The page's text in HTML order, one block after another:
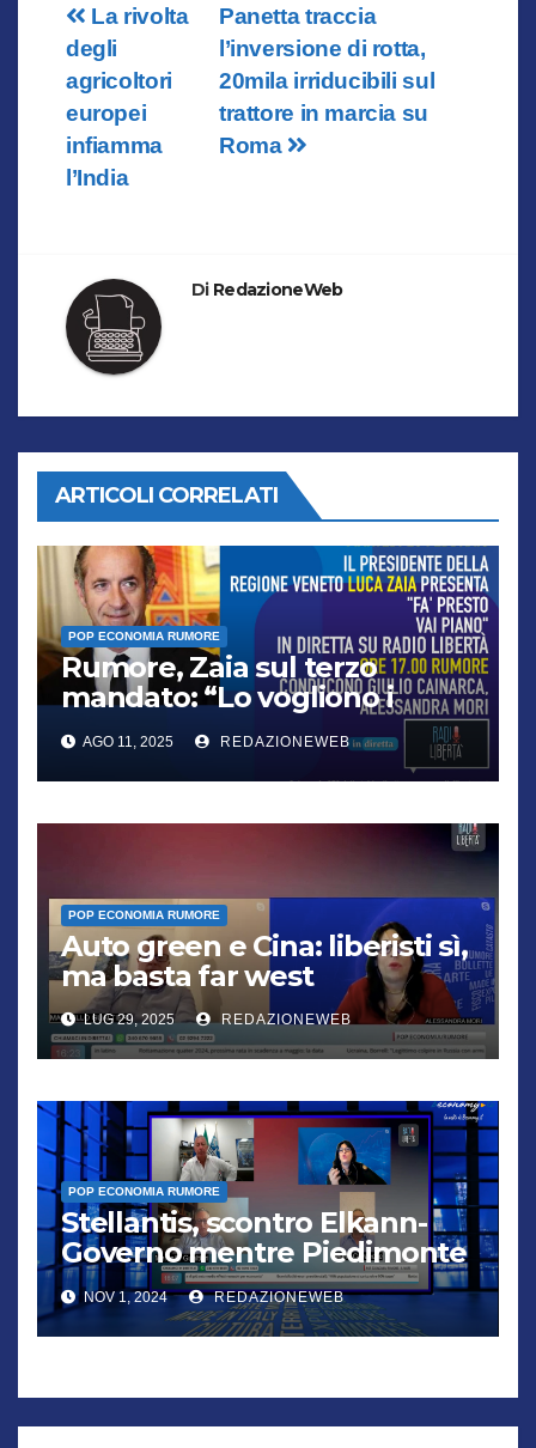
Navigazione
articoli
Panetta traccia
l’inversione di rotta,
20mila irriducibili sul
trattore in marcia su
Roma
La rivolta
degli
agricoltori
europei
infiamma
l’India
Di RedazioneWeb
ARTICOLI CORRELATI
POP ECONOMIA RUMORE
Rumore, Zaia sul terzo
mandato: “Lo vogliono i
cittadini, chi non lo capisce
verrà punito”
AGO 11, 2025 REDAZIONEWEB
POP ECONOMIA RUMORE
Auto green e Cina: liberisti sì,
ma basta far west
LUG 29, 2025 REDAZIONEWEB
POP ECONOMIA RUMORE
Stellantis, scontro Elkann-
Governo mentre Piedimonte
trema
NOV 1, 2024 REDAZIONEWEB